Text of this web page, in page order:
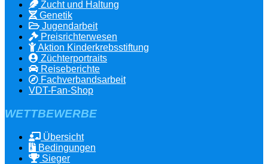
Zucht und Haltung
Genetik
Jugendarbeit
Preisrichterwesen
Aktion Kinderkrebsstiftung
Züchterportraits
Reiseberichte
Fachverbandsarbeit
VDT-Fan-Shop
WETTBEWERBE
Übersicht
Bedingungen
Sieger